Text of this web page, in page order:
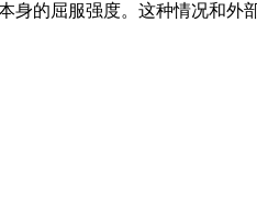
的屈服强度。这种情况和